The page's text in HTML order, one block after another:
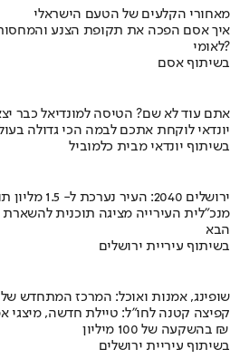
מאחורי הקלעים של הטעם הישראלי
לאומי?
בשיתוף אסם
אתם עוד לא שם? הטיסה למונדיאל כבר
יונדאי לוקחת אתכם לבמה הכי גדולה
בשיתוף יונדאי מבית כלמוביל
ירושלים 2040: העיר נערכת ל- 1.5 מליון תושבים
מנכ"לית העירייה מציגה תוכנית להשארת
הבא
בשיתוף עיריית ירושלים
שופינג, אמנות ואוכל: המרכז המתחדש
קפיצה קטנה לחו"ל: טיילת חדשה, מיצגי
בהשקעה של 100 מיליון ₪
בשיתוף עיריית ירושלים